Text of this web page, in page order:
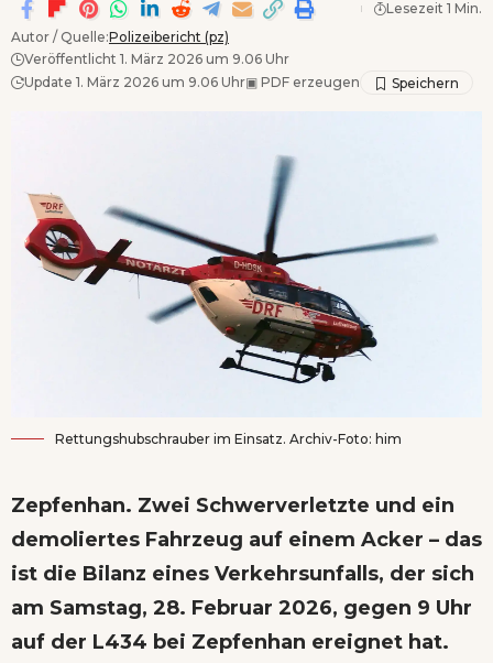
Autor / Quelle:Polizeibericht (pz)
Veröffentlicht 1. März 2026 um 9.06 Uhr
Update 1. März 2026 um 9.06 Uhr▣ PDF erzeugen
Lesezeit 1 Min.
Rettungshubschrauber im Einsatz. Archiv-Foto: him
Zepfenhan. Zwei Schwerverletzte und ein
demoliertes Fahrzeug auf einem Acker – das
ist die Bilanz eines Verkehrsunfalls, der sich
am Samstag, 28. Februar 2026, gegen 9 Uhr
auf der L434 bei Zepfenhan ereignet hat.